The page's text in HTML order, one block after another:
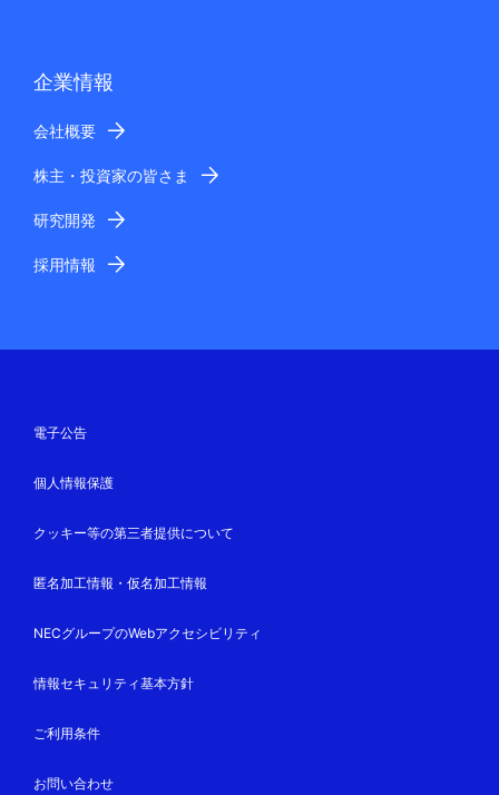
企業情報
会社概要
株主・投資家の皆さま
研究開発
採用情報
電子公告
個人情報保護
クッキー等の第三者提供について
匿名加工情報・仮名加工情報
NECグループのWebアクセシビリティ
情報セキュリティ基本方針
ご利用条件
お問い合わせ